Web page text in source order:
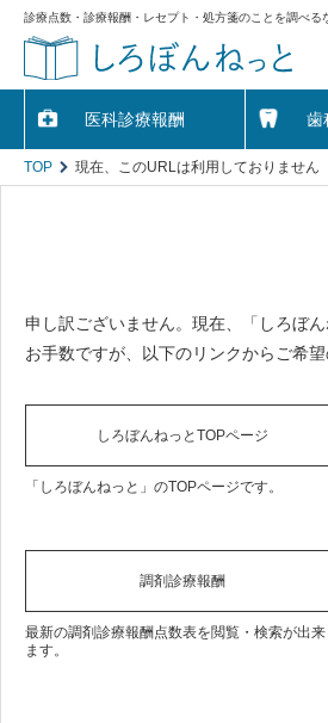
診療点数・診療報酬・レセプト・処方箋のことを調べる
医科診療報酬 歯
TOP 現在、このURLは利用しておりません
申し訳ございません。現在、「しろぼ
お手数ですが、以下のリンクからご希
しろぼんねっとTOPページ
「しろぼんねっと」のTOPページです。
調剤診療報酬
最新の調剤診療報酬点数表を閲覧・検索が出来
ます。